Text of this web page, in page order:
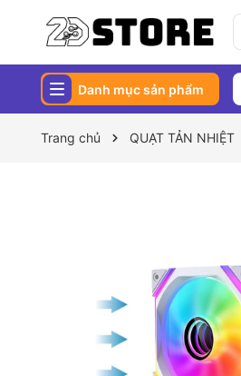
Danh mục sản phẩm
Trang chủ QUẠT TẢN NHIỆT